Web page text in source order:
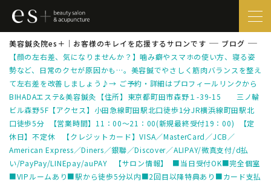
美容鍼灸院es＋｜お客様のキレイを応援するサロンです
ブログ
【顔の左右差、気になりませんか？】噛み癖やスマホの使い方、寝る姿
勢など、日常のクセが原因かも…。美容鍼でやさしく筋肉バランスを整え
て左右差を改善しましょう♪→ ご予約・詳細はプロフィールリンクから
BIHADAエステ&美容鍼灸⁡【住所】東京都町田市森野１-39-15 三ノ輪
ビル森野5F【アクセス】小田急線町田駅北口徒歩1分JR横浜線町田駅北
口徒歩5分 ⁡【営業時間】11：00～21：00(新規最終受付19：00) ⁡【定
休日】不定休 ⁡【クレジットカード】VISA／MasterCard／JCB／
American Express／Diners／銀聯／Discover／ALIPAY/微真支付/d払
い/PayPay/LINEpay/auPAY 【サロン情報】 ■当日受付OK■完全個室
■VIPルームあり■駅から徒歩5分以内■2回目以降特典あり■カード支払